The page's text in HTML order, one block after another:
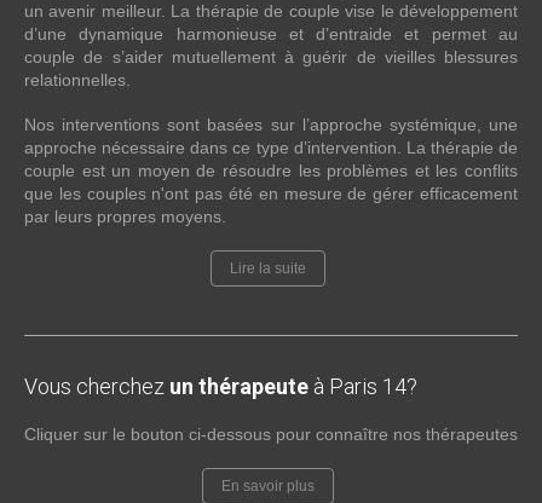
un avenir meilleur. La thérapie de couple vise le développement
d’une dynamique harmonieuse et d’entraide et permet au
couple de s’aider mutuellement à guérir de vieilles blessures
relationnelles.
Nos interventions sont basées sur l’approche systémique, une
approche nécessaire dans ce type d’intervention. La thérapie de
couple est un moyen de résoudre les problèmes et les conflits
que les couples n'ont pas été en mesure de gérer efficacement
par leurs propres moyens.
Lire la suite
Vous cherchez un thérapeute à Paris 14?
Cliquer sur le bouton ci-dessous pour connaître nos thérapeutes
En savoir plus